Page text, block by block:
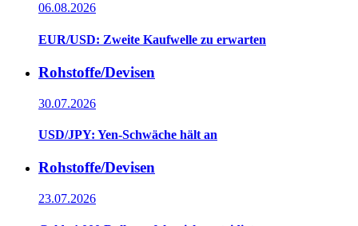
06.08.2026
EUR/USD: Zweite Kaufwelle zu erwarten
Rohstoffe/Devisen
30.07.2026
USD/JPY: Yen-Schwäche hält an
Rohstoffe/Devisen
23.07.2026